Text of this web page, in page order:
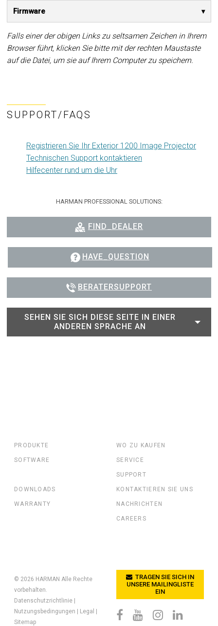
Firmware
Falls einer der obigen Links zu seltsamen Zeichen in Ihrem
Browser führt, klicken Sie bitte mit der rechten Maustaste
auf die Datei, um sie auf Ihrem Computer zu speichern.
SUPPORT/FAQS
Registrieren Sie Ihr Exterior 1200 Image Projector
Technischen Support kontaktieren
Hilfecenter rund um die Uhr
HARMAN PROFESSIONAL SOLUTIONS:
FIND_DEALER
HAVE_QUESTION
BERATERSUPPORT
SEHEN SIE SICH DIESE SEITE IN EINER
ANDEREN SPRACHE AN
PRODUKTE
SOFTWARE
WO ZU KAUFEN
SERVICE
SUPPORT
DOWNLOADS
WARRANTY
KONTAKTIEREN SIE UNS
NACHRICHTEN
CAREERS
© 2026 HARMAN Alle Rechte
vorbehalten.
Datenschutzrichtlinie |
Nutzungsbedingungen | Legal |
Sitemap
TRAGEN SIE SICH IN
UNSERE MAILINGLISTE
EIN